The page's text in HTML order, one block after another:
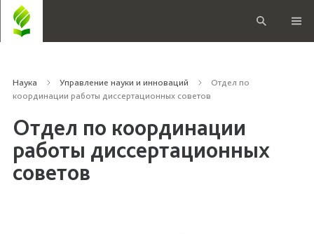
Наука Управление науки и инноваций
Отдел по
координации работы диссертационных советов
Отдел по координации
работы диссертационных
советов